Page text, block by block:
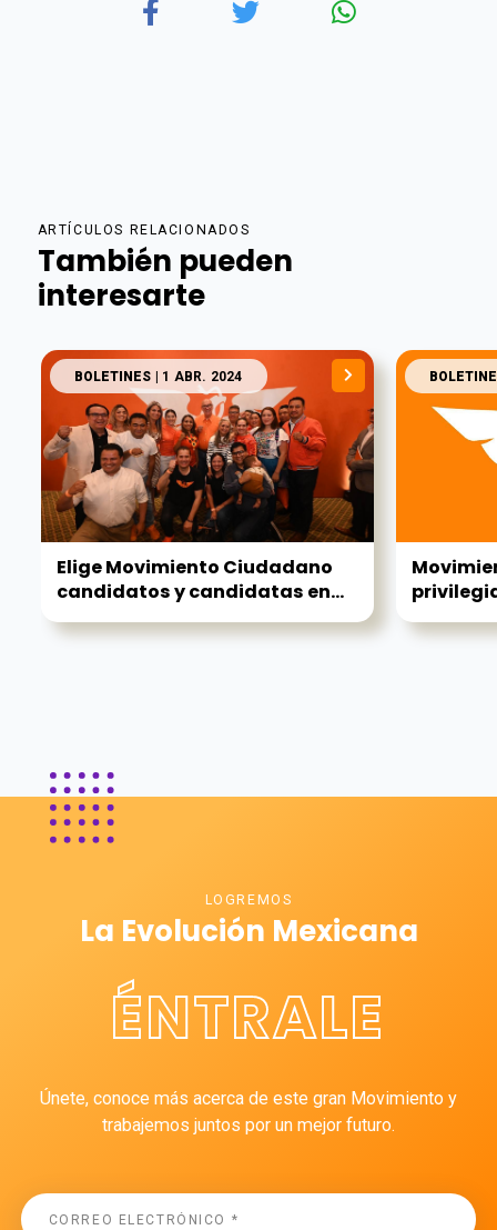
ARTÍCULOS RELACIONADOS
También pueden
interesarte
BOLETINES | 1 ABR. 2024
Elige Movimiento Ciudadano
candidatos y candidatas en...
LOGREMOS
La Evolución Mexicana
ÉNTRALE
Únete, conoce más acerca de este gran Movimiento y
trabajemos juntos por un mejor futuro.